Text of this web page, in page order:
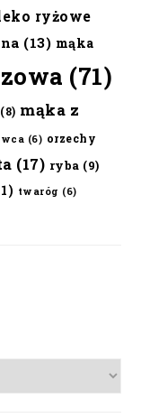
ryżowe
(13) mąka
(71)
(8) mąka z
(6) orzechy
(17) ryba (9)
twaróg (6)